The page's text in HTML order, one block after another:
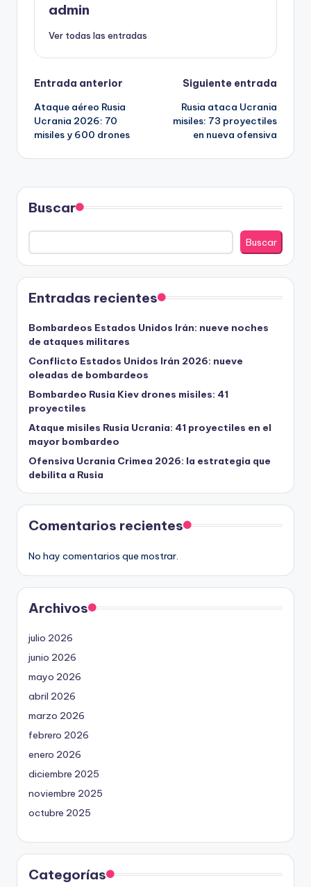
admin
Ver todas las entradas
Navegación
de
entradas
Entrada anterior
Ataque aéreo Rusia
Ucrania 2026: 70
misiles y 600 drones
Siguiente entrada
Rusia ataca Ucrania
misiles: 73 proyectiles
en nueva ofensiva
Buscar
Buscar
Entradas recientes
Bombardeos Estados Unidos Irán: nueve noches
de ataques militares
Conflicto Estados Unidos Irán 2026: nueve
oleadas de bombardeos
Bombardeo Rusia Kiev drones misiles: 41
proyectiles
Ataque misiles Rusia Ucrania: 41 proyectiles en el
mayor bombardeo
Ofensiva Ucrania Crimea 2026: la estrategia que
debilita a Rusia
Comentarios recientes
No hay comentarios que mostrar.
Archivos
julio 2026
junio 2026
mayo 2026
abril 2026
marzo 2026
febrero 2026
enero 2026
diciembre 2025
noviembre 2025
octubre 2025
Categorías